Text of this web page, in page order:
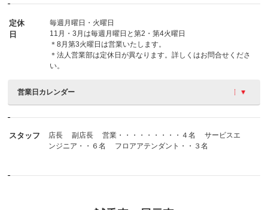
定休
日
毎週月曜日・火曜日
11月・3月は毎週月曜日と第2・第4火曜日
＊8月第3火曜日は営業いたします。
＊法人営業部は定休日が異なります。詳しくはお問合せくださ
い。
営業日カレンダー
スタッフ
店長 副店長 営業・・・・・・・・・４名 サービスエ
ンジニア・・６名 フロアアテンダント・・３名